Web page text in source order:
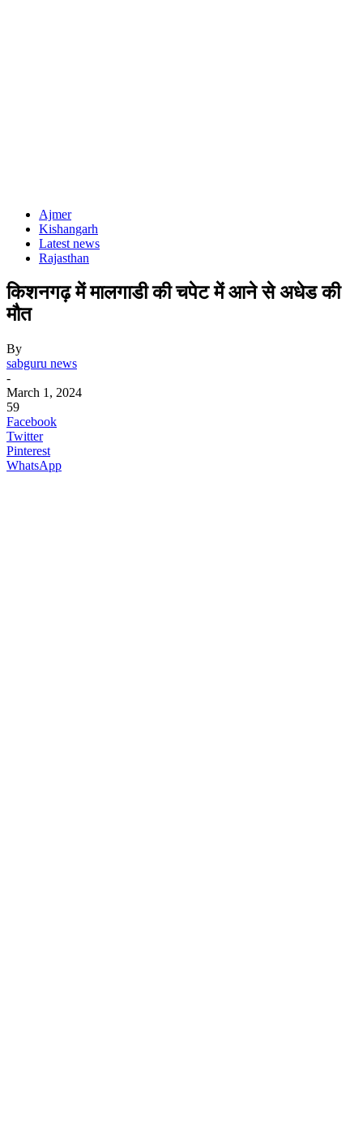
Ajmer
Kishangarh
Latest news
Rajasthan
किशनगढ़ में मालगाडी की चपेट में आने से अधेड की
मौत
By
sabguru news
-
March 1, 2024
59
Facebook
Twitter
Pinterest
WhatsApp